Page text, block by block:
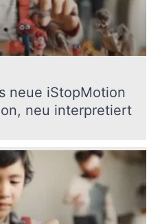
neue iStopMotion
neu interpretiert